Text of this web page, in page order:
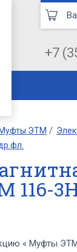
+7
Муфты ЭТМ
116-
« Муфты